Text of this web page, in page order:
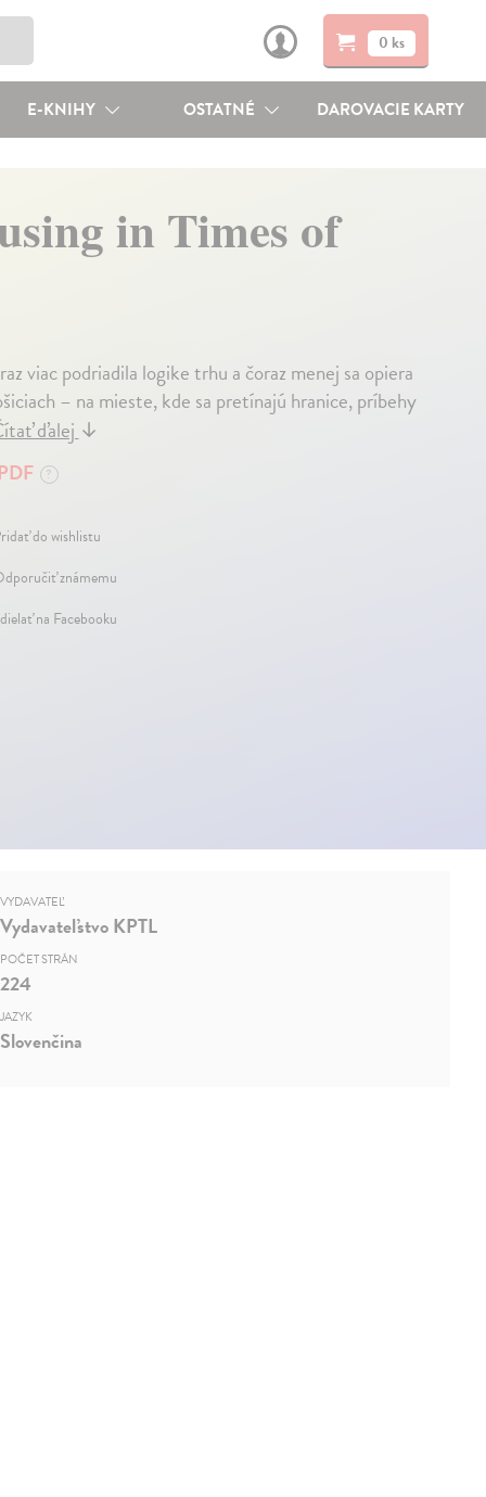
0 ks
E-KNIHY OSTATNÉ DAROVACIE KARTY
in Times of
viac podriadila logike trhu a čoraz menej sa opiera
– na mieste, kde sa pretínajú hranice, príbehy
ďalej↓
PDF ?
do wishlistu
známemu
na Facebooku
VYDAVATEĽ
Vydavateľstvo KPTL
POČET STRÁN
224
JAZYK
Slovenčina